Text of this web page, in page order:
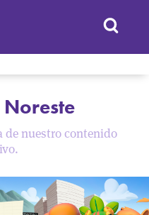
de nuestro contenido